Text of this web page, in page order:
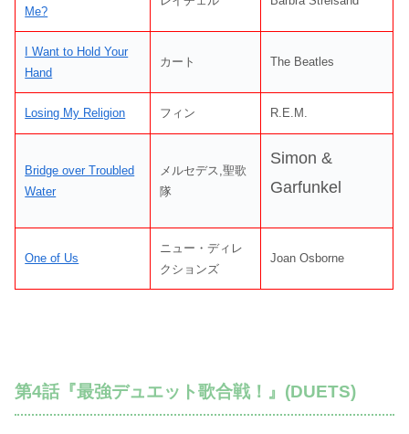
Me?
I Want to Hold Your
Hand
カート The Beatles
Losing My Religion フィン R.E.M.
Bridge over Troubled
Water
メルセデス,聖歌
隊
Simon &
Garfunkel
One of Us
ニュー・ディレ
クションズ
Joan Osborne
第4話『最強デュエット歌合戦！』(DUETS)